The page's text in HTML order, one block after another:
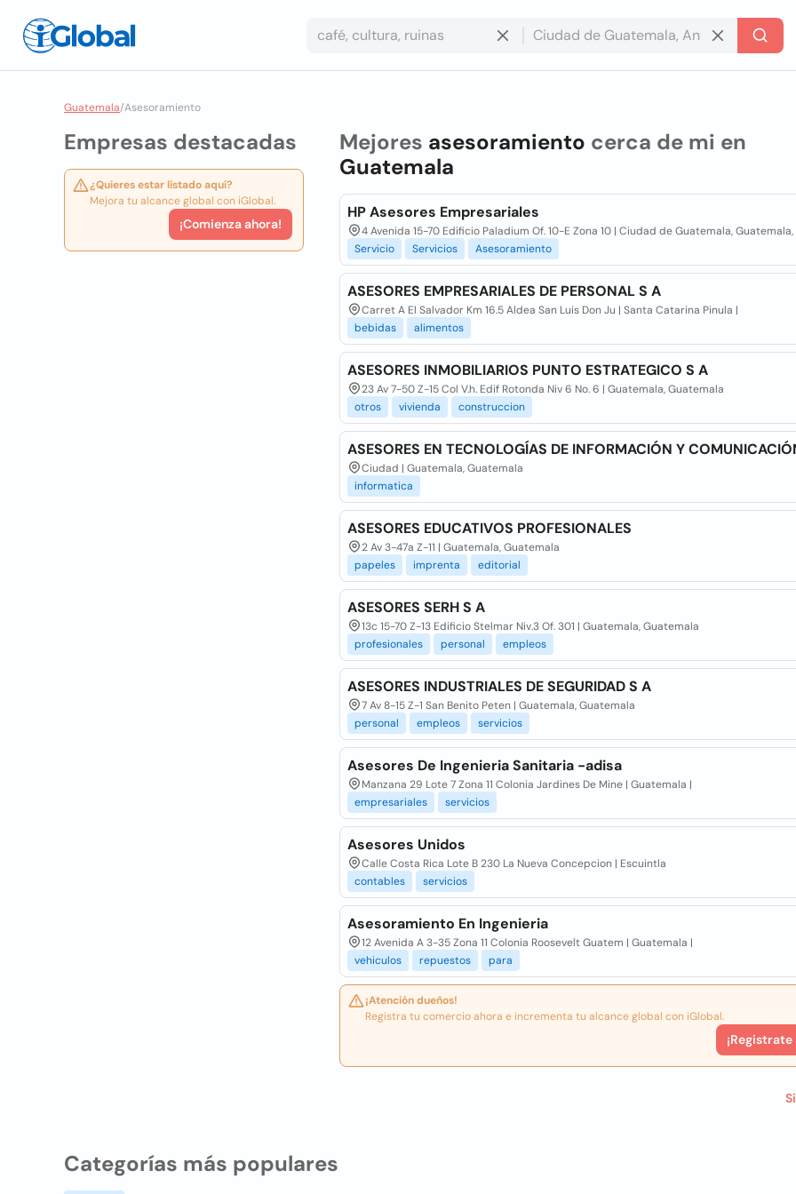
Guatemala/Asesoramiento
Empresas destacadas
¿Quieres estar listado aquí?
Mejora tu alcance global con iGlobal.
¡Comienza ahora!
Mejores asesoramiento cerca de mi en
Guatemala
HP Asesores Empresariales
4 Avenida 15-70 Edificio Paladium Of. 10-E Zona 10 | Ciudad de Guatemala, Guatemala,
Servicio
Servicios Asesoramiento
ASESORES EMPRESARIALES DE PERSONAL S A
Carret A El Salvador Km 16.5 Aldea San Luis Don Ju | Santa Catarina Pinula |
bebidas
alimentos
ASESORES INMOBILIARIOS PUNTO ESTRATEGICO S A
23 Av 7-50 Z-15 Col V.h. Edif Rotonda Niv 6 No. 6 | Guatemala, Guatemala
otros
vivienda construccion
ASESORES EN TECNOLOGÍAS DE INFORMACIÓN Y
Ciudad | Guatemala, Guatemala
informatica
ASESORES EDUCATIVOS PROFESIONALES
2 Av 3-47a Z-11 | Guatemala, Guatemala
papeles
imprenta editorial
ASESORES SERH S A
13c 15-70 Z-13 Edificio Stelmar Niv.3 Of. 301 | Guatemala, Guatemala
profesionales
personal empleos
ASESORES INDUSTRIALES DE SEGURIDAD S A
7 Av 8-15 Z-1 San Benito Peten | Guatemala, Guatemala
personal
empleos servicios
Asesores De Ingenieria Sanitaria -adisa
Manzana 29 Lote 7 Zona 11 Colonia Jardines De Mine | Guatemala |
empresariales
servicios
Asesores Unidos
Calle Costa Rica Lote B 230 La Nueva Concepcion | Escuintla
contables
servicios
Asesoramiento En Ingenieria
12 Avenida A 3-35 Zona 11 Colonia Roosevelt Guatem | Guatemala |
vehiculos
repuestos para
¡Atención dueños!
Registra tu comercio ahora e incrementa tu alcance global con iGlobal.
Categorías más populares